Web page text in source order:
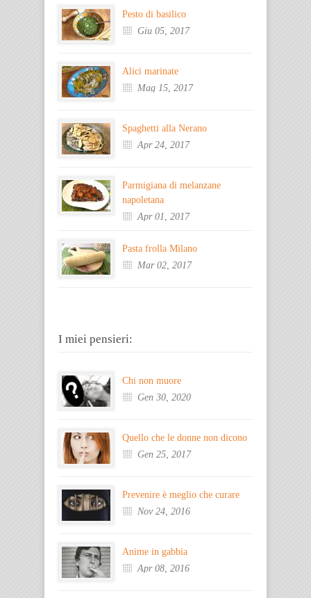
Pesto di basilico
Giu 05, 2017
Alici marinate
Mag 15, 2017
Spaghetti alla Nerano
Apr 24, 2017
Parmigiana di melanzane
napoletana
Apr 01, 2017
Pasta frolla Milano
Mar 02, 2017
I miei pensieri:
Chi non muore
Gen 30, 2020
Quello che le donne non dicono
Gen 25, 2017
Prevenire è meglio che curare
Nov 24, 2016
Anime in gabbia
Apr 08, 2016